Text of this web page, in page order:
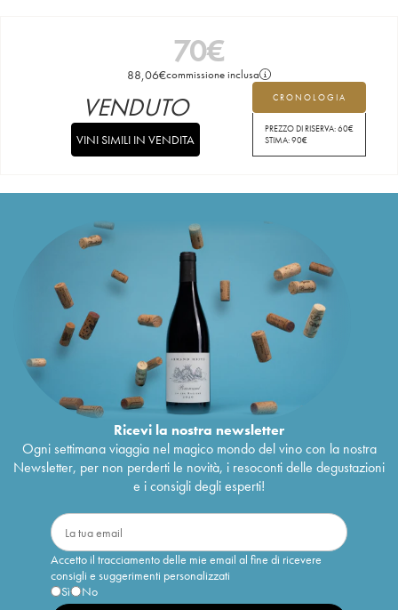
70€
88,06€commissione inclusa
CRONOLOGIA
PREZZO DI RISERVA:60€
STIMA:90€
VENDUTO
VINI SIMILI IN VENDITA
Ricevi la nostra newsletter
Ogni settimana viaggia nel magico mondo del vino con la nostra
Newsletter, per non perderti le novità, i resoconti delle degustazioni
e i consigli degli esperti!
Accetto il tracciamento delle mie email al fine di ricevere
consigli e suggerimenti personalizzati
Sì
No